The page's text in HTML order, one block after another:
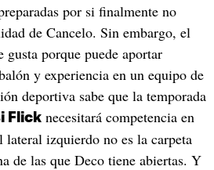
por si finalmente no
de Cancelo. Sin embargo, el
porque puede aportar
y experiencia en un equipo de
deportiva sabe que la temporada
Flicknecesitará competencia en
lateral izquierdo no es la carpeta
de las que Deco tiene abiertas. Y